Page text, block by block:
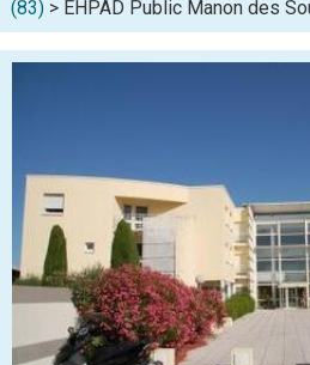
(83) > EHPAD Public Manon des